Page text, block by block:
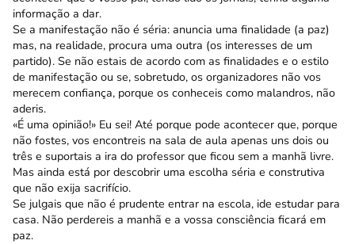
informação a dar.
Se a manifestação não é séria: anuncia uma fina­lidade (a paz)
mas, na realidade, procura uma outra (os interesses de um
partido). Se não estais de acordo com as finalidades e o estilo
de manifestação ou se, sobre­tudo, os organizadores não vos
merecem confiança, porque os conheceis como malandros, não
aderis.
«É uma opinião!» Eu sei! Até porque pode acon­tecer que, porque
não fostes, vos encontreis na sala de aula apenas uns dois ou
três e suportais a ira do professor que ficou sem a manhã livre.
Mas ainda está por descobrir uma escolha séria e construtiva
que não exija sacrifício.
Se julgais que não é prudente entrar na escola, ide estudar para
casa. Não perdereis a manhã e a vossa consciência ficará em
paz.